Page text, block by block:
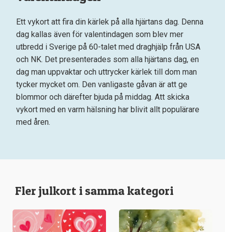
Ett vykort att fira din kärlek på alla hjärtans dag. Denna
dag kallas även för valentindagen som blev mer
utbredd i Sverige på 60-talet med draghjälp från USA
och NK. Det presenterades som alla hjärtans dag, en
dag man uppvaktar och uttrycker kärlek till dom man
tycker mycket om. Den vanligaste gåvan är att ge
blommor och därefter bjuda på middag. Att skicka
vykort med en varm hälsning har blivit allt populärare
med åren.
Fler julkort i samma kategori